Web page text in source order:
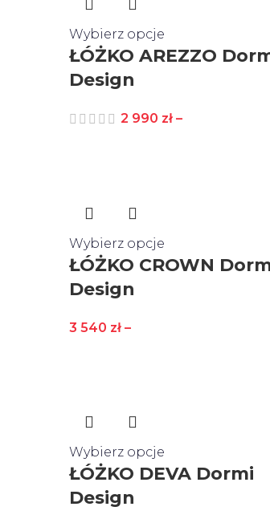
Wybierz opcje
ŁÓŻKO AREZZO
Design
2 990 zł –
Wybierz opcje
ŁÓŻKO CROWN
Design
3 540 zł –
Wybierz opcje
ŁÓŻKO DEVA Dormi
Design